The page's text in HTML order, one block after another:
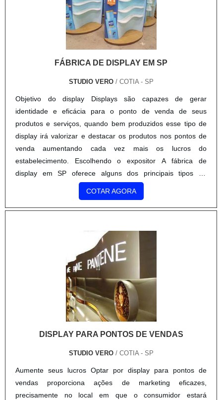
FÁBRICA DE DISPLAY EM SP
STUDIO VERO/ COTIA - SP
Objetivo do display Displays são capazes de gerar
identidade e eficácia para o ponto de venda de seus
produtos e serviços, quando bem produzidos esse tipo de
display irá valorizar e destacar os produtos nos pontos de
venda aumentando cada vez mais os lucros do
estabelecimento. Escolhendo o expositor A fábrica de
display em SP oferece alguns dos principais tipos de
displays do mercado, cada um tem funções específicas, os
COTAR AGORA
DISPLAY PARA PONTOS DE VENDAS
STUDIO VERO/ COTIA - SP
Aumente seus lucros Optar por display para pontos de
vendas proporciona ações de marketing eficazes,
precisamente no local em que o consumidor estará